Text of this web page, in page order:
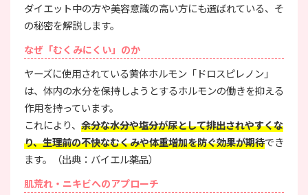
ダイエット中の方や美容意識の高い方にも選ばれている、そ
の秘密を解説します。
なぜ「むくみにくい」のか
ヤーズに使用されている黄体ホルモン「ドロスピレノン」
は、体内の水分を保持しようとするホルモンの働きを抑える
作用を持っています。
これにより、 余分な水分や塩分が尿として排出されやすくな
り、生理前の不快なむくみや体重増加を防ぐ効果が期待でき
ます。（出典：バイエル薬品）
肌荒れ・ニキビへのアプローチ